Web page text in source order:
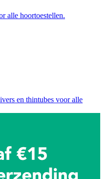
alle hoortoestellen.
en thintubes voor alle